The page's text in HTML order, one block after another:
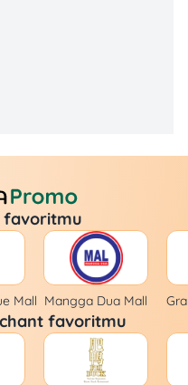
favoritmu
Mall Mangga Dua Mall
favoritmu